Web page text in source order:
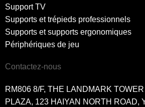
Support TV
Supports et trépieds professionnels
Supports et supports ergonomiques
Périphériques de jeu
Contactez-nous
RM806 8/F, THE LANDMARK TOWER
PLAZA, 123 HAIYAN NORTH ROAD,